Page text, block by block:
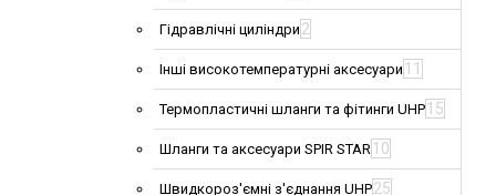
Гідравлічні циліндри 2
Інші високотемпературні аксесуари 11
Термопластичні шланги та фітинги UHP 15
Шланги та аксесуари SPIR STAR 10
Швидкороз'ємні з'єднання UHP25